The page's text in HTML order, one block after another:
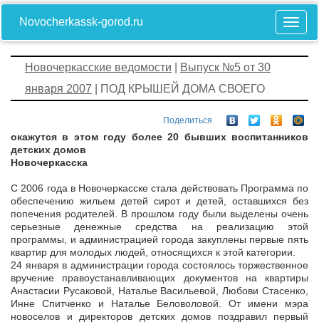
Novocherkassk-gorod.ru
Новочеркасские ведомости
Выпуск №5 от 30
января 2007 | ПОД КРЫШЕЙ ДОМА СВОЕГО
Поделиться
окажутся в этом году более 20 бывших воспитанников
детских домов
Новочеркасска
С 2006 года в Новочеркасске стала действовать Программа по
обеспечению жильем детей сирот и детей, оставшихся без
попечения родителей. В прошлом году были выделены очень
серьезные денежные средства на реализацию этой
программы, и администрацией города закуплены первые пять
квартир для молодых людей, относящихся к этой категории.
24 января в администрации города состоялось торжественное
вручение правоустанавливающих документов на квартиры
Анастасии Русаковой, Наталье Васильевой, Любови Стасенко,
Инне Спитченко и Наталье Беловоловой. От имени мэра
новоселов и директоров детских домов поздравил первый